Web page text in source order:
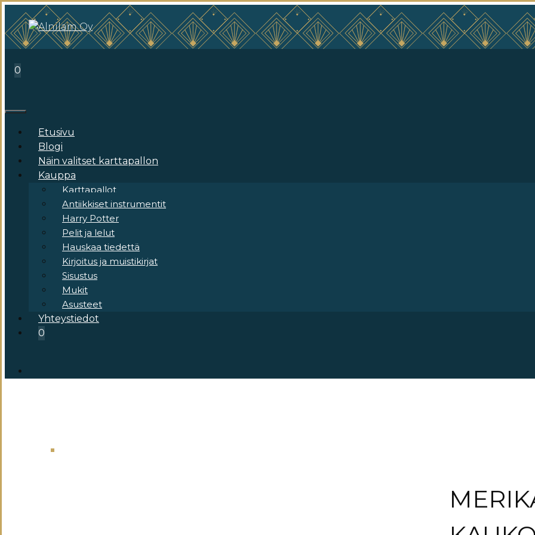
Siirry
sisältöön
0
Valikko
Etusivu
Blogi
Näin valitset karttapallon
Kauppa
Karttapallot
Antiikkiset instrumentit
Harry Potter
Pelit ja lelut
Hauskaa tiedettä
Kirjoitus ja muistikirjat
Sisustus
Mukit
Asusteet
Yhteystiedot
0